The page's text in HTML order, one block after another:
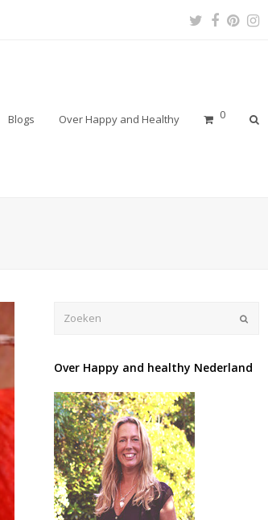
Twitter
Blogs Over Happy and Healthy 0
Over Happy and healthy Nederland